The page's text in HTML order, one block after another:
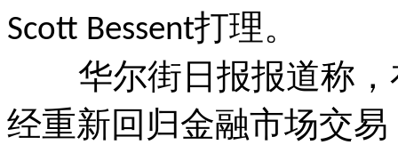
Scott Bessent打理。
华尔街日报报道称，
经重新回归金融市场交